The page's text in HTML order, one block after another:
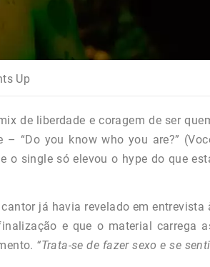
Up
de liberdade e coragem de ser
“Do you know who you are?”
o single só elevou o hype do que
já havia revelado em entrevista
e que o material carrega
“Trata-se de fazer sexo e se